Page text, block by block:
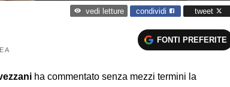
vedi letture condividi tweet
A
FONTI PREFERITE
ha commentato senza mezzi termini la